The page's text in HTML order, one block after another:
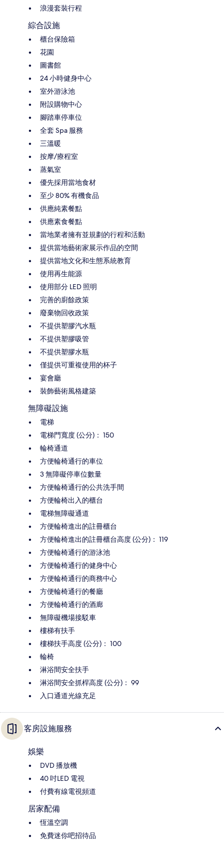
浪漫套裝行程
綜合設施
櫃台保險箱
花園
圖書館
24 小時健身中心
室外游泳池
附設購物中心
腳踏車停車位
全套 Spa 服務
三溫暖
按摩/療程室
蒸氣室
優先採用當地食材
至少 80% 有機食品
供應純素餐點
供應素食餐點
當地業者擁有並規劃的行程和活動
提供當地藝術家展示作品的空間
提供當地文化和生態系統教育
使用再生能源
使用部分 LED 照明
完善的廚餘政策
廢棄物回收政策
不提供塑膠汽水瓶
不提供塑膠吸管
不提供塑膠水瓶
僅提供可重複使用的杯子
宴會廳
裝飾藝術風格建築
無障礙設施
電梯
電梯門寬度 (公分)： 150
輪椅通道
方便輪椅通行的車位
3 無障礙停車位數量
方便輪椅通行的公共洗手間
方便輪椅出入的櫃台
電梯無障礙通道
方便輪椅進出的註冊櫃台
方便輪椅進出的註冊櫃台高度 (公分)： 119
方便輪椅通行的游泳池
方便輪椅通行的健身中心
方便輪椅通行的商務中心
方便輪椅通行的餐廳
方便輪椅通行的酒廊
無障礙機場接駁車
樓梯有扶手
樓梯扶手高度 (公分)： 100
輪椅
淋浴間安全扶手
淋浴間安全抓桿高度 (公分)： 99
入口通道光線充足
客房設施服務
娛樂
DVD 播放機
40 吋LED 電視
付費有線電視頻道
居家配備
恆溫空調
免費迷你吧招待品